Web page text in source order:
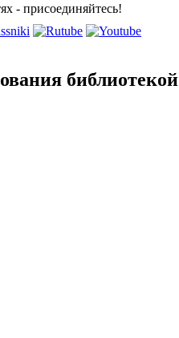
- присоединяйтесь!
библиотекой